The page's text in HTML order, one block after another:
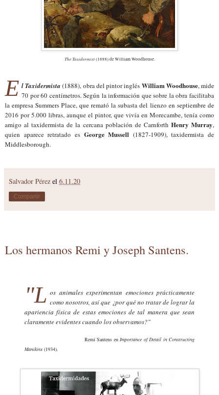
The Taxidermist(1888) de William Woodhouse.
E l Taxidermista (1888), obra del pintor inglés William Woodhouse, mide
70 por 60 centímetros. Según la información que sobre la obra facilitaba
la empresa Summers Place, que remató la subasta del lienzo en septiembre de
2016 por 5.000 libras, aunque el pintor, que vivía en Morecambe, tenía como
amigo al taxidermista de la cercana población de Carnforth Henry Murray,
quien aparece retratado es George Mussell (1827-1909), taxidermista de
Middlesborough.
Salvador Pérez el 6.11.20
Compartir
Los hermanos Remi y Joseph Santens.
"L os animales experimentan emociones prácticamente
como nosotros, así que ¿por qué no tratar de lograr la
apariencia física de estas emociones de tal manera que sean
claramente evidentes cuando los observamos?"
Remi Santens enImportance of Detail in Constructing
Manikins (1934).